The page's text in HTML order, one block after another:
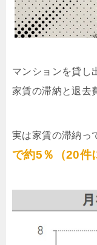
マンションを貸し
家賃の滞納と退去
実は家賃の滞納っ
で約5％（20件